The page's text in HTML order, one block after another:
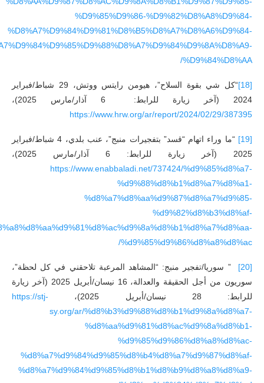
%D9%85%D9%86-%D9%82%D8%A8%D9%84-
%D8%A7%D9%84%D9%81%D8%B5%D8%A7%D8%A6%D9%84-
%D9%84%D8%AA/
[18]
“كل شي بقوة السلاح”، هيومن رايتس ووتش، 29 شباط/فبراير
2024 (آخر زيارة للرابط: 6 آذار/مارس 2025)،
https://www.hrw.org/ar/report/2024/02/29/387395
[19]
“ما وراء اتهام “قسد” بتفجيرات منبج”، عنب بلدي، 4 شباط/فبراير
2025 (آخر زيارة للرابط: 6 آذار/مارس 2025)،
https://www.enabbaladi.net/737424/%d9%85%d8%a7-
%d9%88%d8%b1%d8%a7%d8%a1-
%d8%a7%d8%aa%d9%87%d8%a7%d9%85-
%d9%82%d8%b3%d8%af-
%d9%85%d9%86%d8%a8%d8%ac/
[20]
” سوريا/تفجير منبج: “المشاهد المرعبة تلاحقني في كل لحظة”،
سوريون من أجل الحقيقة والعدالة، 16 نيسان/أبريل 2025 (آخر زيارة
للرابط: 28 نيسان/أبريل 2025)،
https://stj-
sy.org/ar/%d8%b3%d9%88%d8%b1%d9%8a%d8%a7-
%d8%aa%d9%81%d8%ac%d9%8a%d8%b1-
%d9%85%d9%86%d8%a8%d8%ac-
%d8%a7%d9%84%d9%85%d8%b4%d8%a7%d9%87%d8%af-
%d8%a7%d9%84%d9%85%d8%b1%d8%b9%d8%a8%d8%a9-